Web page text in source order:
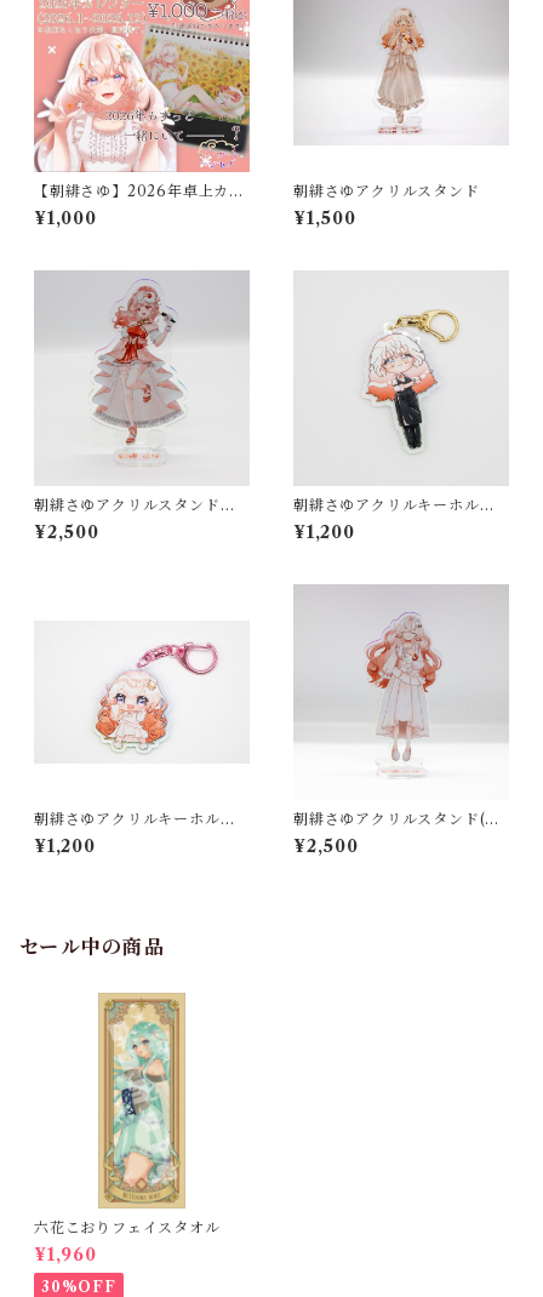
【朝緋さゆ】2026年卓上カレ
ンダー
¥1,000
朝緋さゆアクリルスタンド
¥1,500
朝緋さゆアクリルスタンド【F
unction】
¥2,500
朝緋さゆアクリルキーホルダ
ー【Function】
¥1,200
朝緋さゆアクリルキーホルダ
ー【Function】２
¥1,200
朝緋さゆアクリルスタンド(A)
【Function】
¥2,500
セール中の商品
六花こおりフェイスタオル
¥1,960
30%OFF